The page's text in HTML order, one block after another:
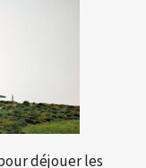
déjouer les